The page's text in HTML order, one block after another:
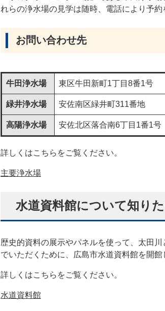
れらの浄水場の見学は随時、電話により予約
お問い合わせ先
牛田浄水場 東区牛田新町1丁目8番1号
緑井浄水場 安佐南区緑井町311番地
高陽浄水場 安佐北区落合南6丁目1番1号
詳しくはこちらをご覧ください。
主要浄水場
水道資料館について知りた
歴史的資料の展示やパネルを使って、太田
でいただくために、広島市水道資料館を開館
詳しくはこちらをご覧ください。
水道資料館